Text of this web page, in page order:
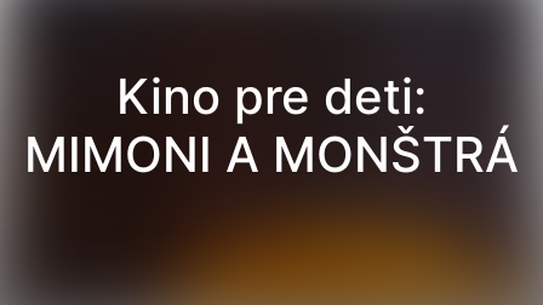
Kino pre deti:
MIMONI A MONŠTRÁ